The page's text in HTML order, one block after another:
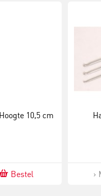
10,5 cm
Bestel